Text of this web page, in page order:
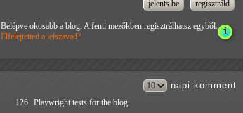
Belépve okosabb a blog. A fenti mezőkben regisztrálhatsz egyből.
Elfelejtetted a jelszavad?
napi komment
126 Playwright tests for the blog